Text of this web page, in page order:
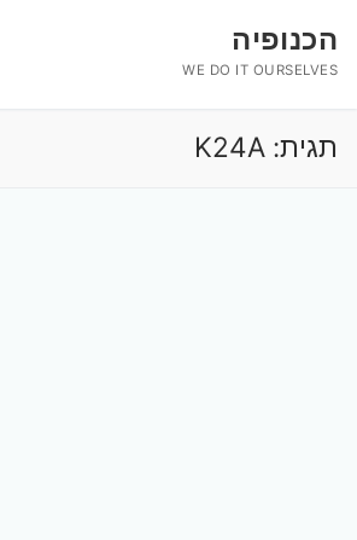
לתוכןהכנופיה
WE DO IT OURSELVES
תגית: K24A